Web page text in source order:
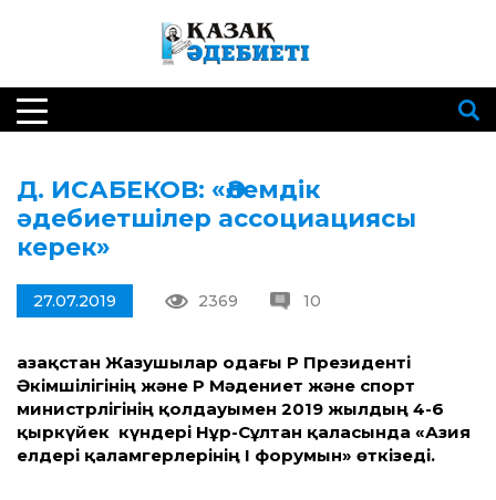
Д. ИСАБЕКОВ: «Әлемдік
әдебиетшілер ассоциациясы
керек»
27.07.2019 2369 10
Қазақстан Жазушылар одағы ҚР Президенті
Әкімшілігінің және ҚР Мәдениет және спорт
министрлігінің қолдауымен 2019 жылдың 4-6
қыркүйек күндері Нұр-Сұлтан қаласында «Азия
елдері қаламгерлерінің І форумын» өткізеді.